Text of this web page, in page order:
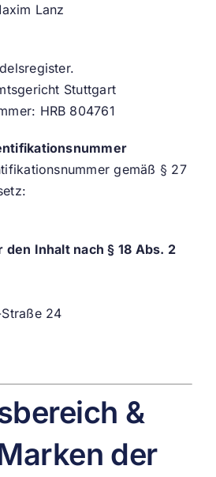
Lanz
Stuttgart
HRB 804761
gemäß § 27
Inhalt nach § 18 Abs. 2
24
&
der